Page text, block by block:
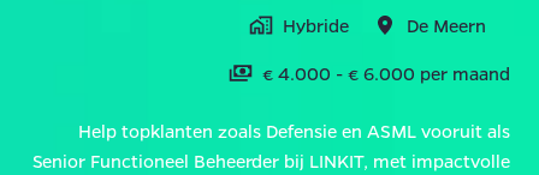
Hybride
De Meern
€ 4.000 - € 6.000 per maand
Help topklanten zoals Defensie en ASML vooruit als
Senior Functioneel Beheerder bij LINKIT, met impactvolle